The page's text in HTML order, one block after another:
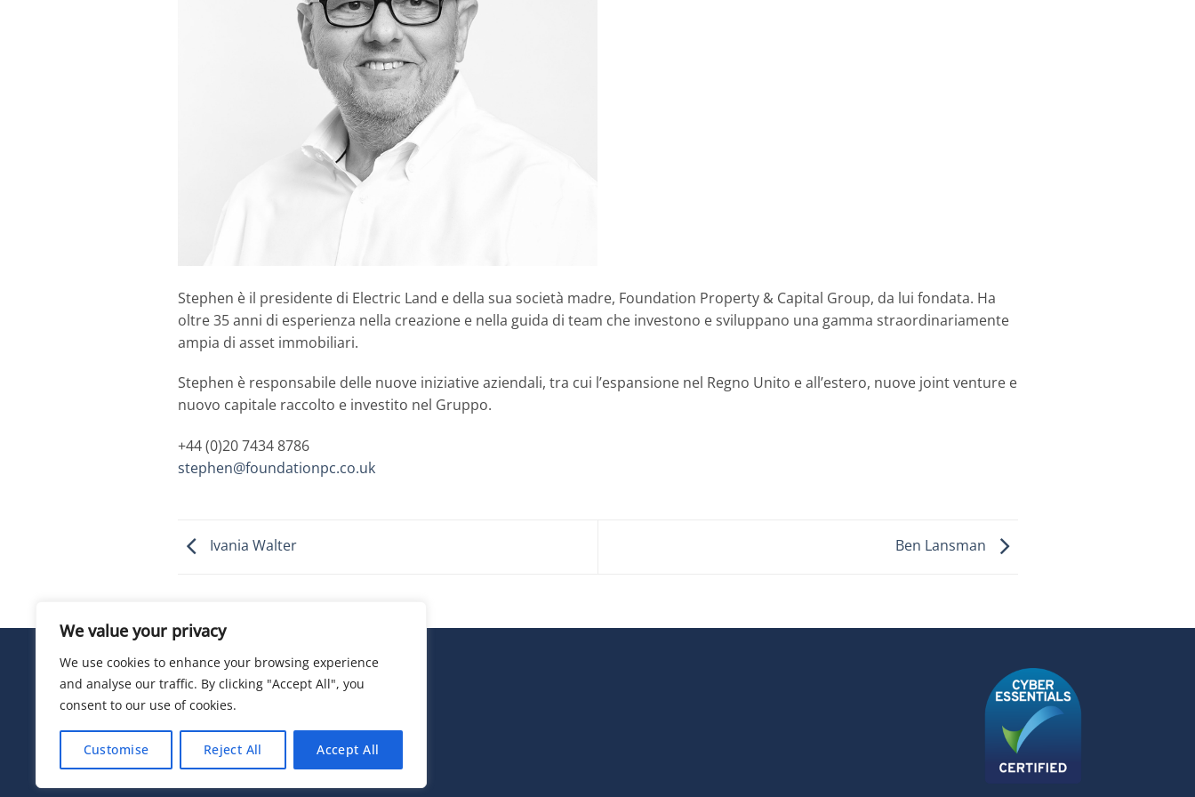
We value your privacy
We use cookies to enhance your browsing experience
and analyse our traffic. By clicking "Accept All", you
consent to our use of cookies.
Customise Reject All Accept All
Stephen è il presidente di Electric Land e della sua società madre, Foundation Property & Capital Group, da lui fondata. Ha
oltre 35 anni di esperienza nella creazione e nella guida di team che investono e sviluppano una gamma straordinariamente
ampia di asset immobiliari.
Stephen è responsabile delle nuove iniziative aziendali, tra cui l’espansione nel Regno Unito e all’estero, nuove joint venture e
nuovo capitale raccolto e investito nel Gruppo.
+44 (0)20 7434 8786
stephen@foundationpc.co.uk
Ivania Walter Ben Lansman
Privacy Policy
© 2026 Electric Land